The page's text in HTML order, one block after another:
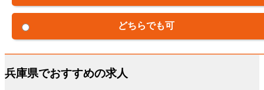
どちらでも可
兵庫県でおすすめの求人